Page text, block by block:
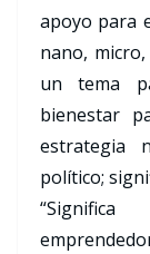
apoyo para
nano,
un tema
bienestar
estrategia
político;